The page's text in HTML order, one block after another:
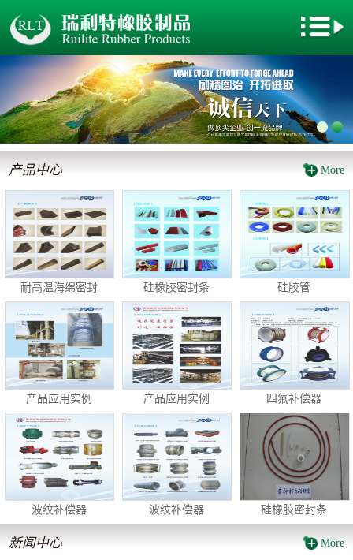
产品中心 More
耐高温海绵密封 硅橡胶密封条 硅胶管
产品应用实例 产品应用实例 四氟补偿器
波纹补偿器 波纹补偿器 硅橡胶密封条
新闻中心 More
网站首页
关于我们
新闻动态
产品中心
企业文化
电子地图
客户留言
联系我们